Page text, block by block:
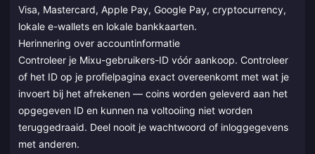
Visa, Mastercard, Apple Pay, Google Pay, cryptocurrency,
lokale e-wallets en lokale bankkaarten.
Herinnering over accountinformatie
Controleer je Mixu-gebruikers-ID vóór aankoop. Controleer
of het ID op je profielpagina exact overeenkomt met wat je
invoert bij het afrekenen — coins worden geleverd aan het
opgegeven ID en kunnen na voltooiing niet worden
teruggedraaid. Deel nooit je wachtwoord of inloggegevens
met anderen.